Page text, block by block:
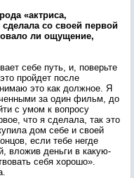
«актриса,
со своей первой
ли ощущение,
себе путь, и, поверьте
пройдет после
это как должное. Я
за один фильм, до
с умом к вопросу
что я сделала, так это
дом себе и своей
если тебе негде
вложив деньги в какую-
себя хорошо».